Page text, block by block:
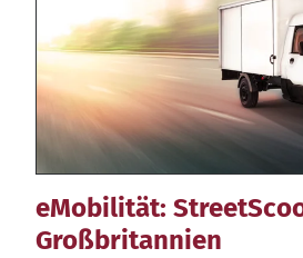
eMobilität:
Großbritannien